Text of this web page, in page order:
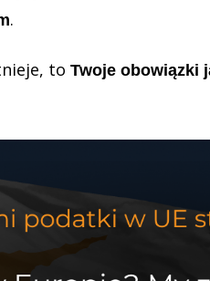
.
to Twoje obowiązki